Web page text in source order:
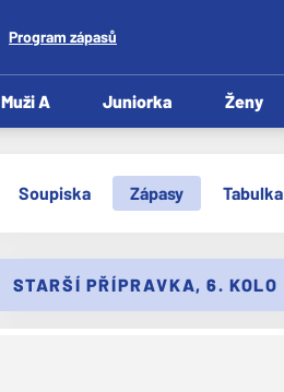
Program zápasů
Muži A Juniorka Ženy
Soupiska Zápasy Tabulka
STARŠÍ PŘÍPRAVKA, 6. KOLO